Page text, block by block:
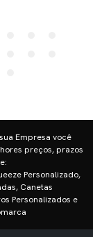
Empresa você
preços, prazos
Personalizado,
Canetas
Personalizados e